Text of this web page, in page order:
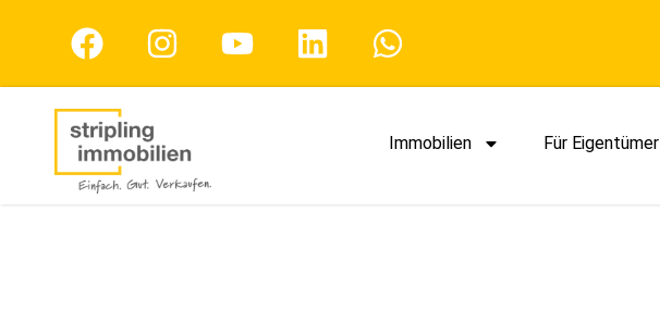
Immobilien Für Eigentümer